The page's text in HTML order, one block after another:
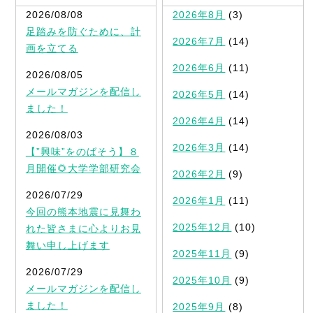
2026/08/08
足踏みを防ぐために、計
画を立てる
2026/08/05
メールマガジンを配信し
ました！
2026/08/03
【”興味”をのばそう】８
月開催🌻大学学部研究会
2026/07/29
今回の熊本地震に見舞わ
れた皆さまに心よりお見
舞い申し上げます
2026/07/29
メールマガジンを配信し
ました！
2026年8月 (3)
2026年7月 (14)
2026年6月 (11)
2026年5月 (14)
2026年4月 (14)
2026年3月 (14)
2026年2月 (9)
2026年1月 (11)
2025年12月 (10)
2025年11月 (9)
2025年10月 (9)
2025年9月 (8)